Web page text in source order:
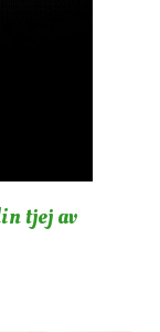
tjej av